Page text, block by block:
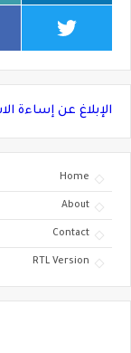
الإبلاغ عن إساءة
Home
About
Contact
RTL Version